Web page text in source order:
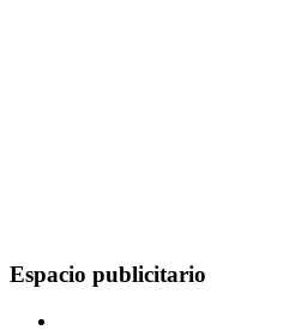
Espacio publicitario